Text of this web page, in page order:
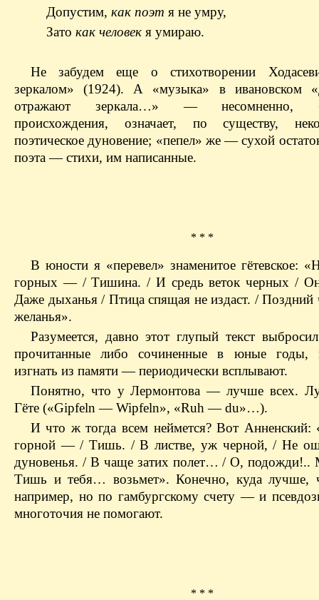
Допустим, как поэт я не умру,
Зато как человекя умираю.
Не забудем еще о стихотворении
зеркалом» (1924). А «музыка» в ивановском
отражают зеркала…» — несомненно,
происхождения, означает, по существу,
поэтическое дуновение; «пепел» же — сухой
поэта — стихи, им написанные.
* * *
В юности я «перевел» знаменитое гётевское:
горных — / Тишина. / И средь веток черных /
Даже дыханья / Птица спящая не издаст. / Поздний
желанья».
Разумеется, давно этот глупый текст
прочитанные либо сочиненные в юные годы,
изгнать из памяти — периодически всплывают.
Понятно, что у Лермонтова — лучше всех.
Гёте («Gipfeln — Wipfeln», «Ruh — du»…).
И что ж тогда всем неймется? Вот
горной — / Тишь. / В листве, уж черной, / Не
дуновенья. / В чаще затих полет… / О, подожди!..
Тишь и тебя… возьмет». Конечно, куда лучше,
например, но по гамбургскому счету — и
многоточия не помогают.
* * *